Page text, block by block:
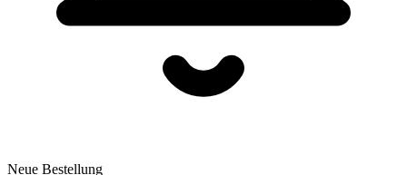
Neue Bestellung